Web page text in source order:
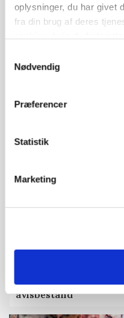
oplysninger, du har givet
fra din brug af deres
Nødvendig
Præferencer
Statistik
Marketing
skadedyrsrisici
Grisebestanden
avlsbestand